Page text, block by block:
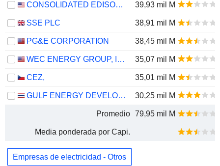
CONSOLIDATED EDISON, INC. 39,93 mil M
SSE PLC 38,91 mil M
PG&E CORPORATION 38,45 mil M
WEC ENERGY GROUP, INC. 35,07 mil M
CEZ, 35,01 mil M
GULF ENERGY DEVELOPMENT 30,25 mil M
Promedio 79,95 mil M
Media ponderada por Capi.
Empresas de electricidad - Otros